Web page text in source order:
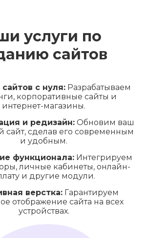
услуги по
сайтов
с нуля:Разрабатываем
корпоративные сайты и
интернет-магазины.
и редизайн:Обновим ваш
сайт, сделав его современным
и удобным.
функционала: Интегрируем
личные кабинеты, онлайн-
и другие модули.
верстка:Гарантируем
отображение сайта на всех
устройствах.